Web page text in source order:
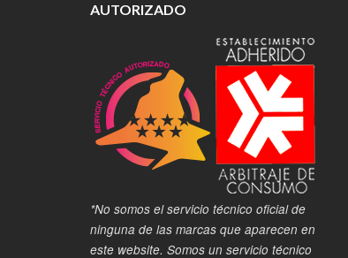
AUTORIZADO
*No somos el servicio técnico oficial de
ninguna de las marcas que aparecen en
este website. Somos un servicio técnico